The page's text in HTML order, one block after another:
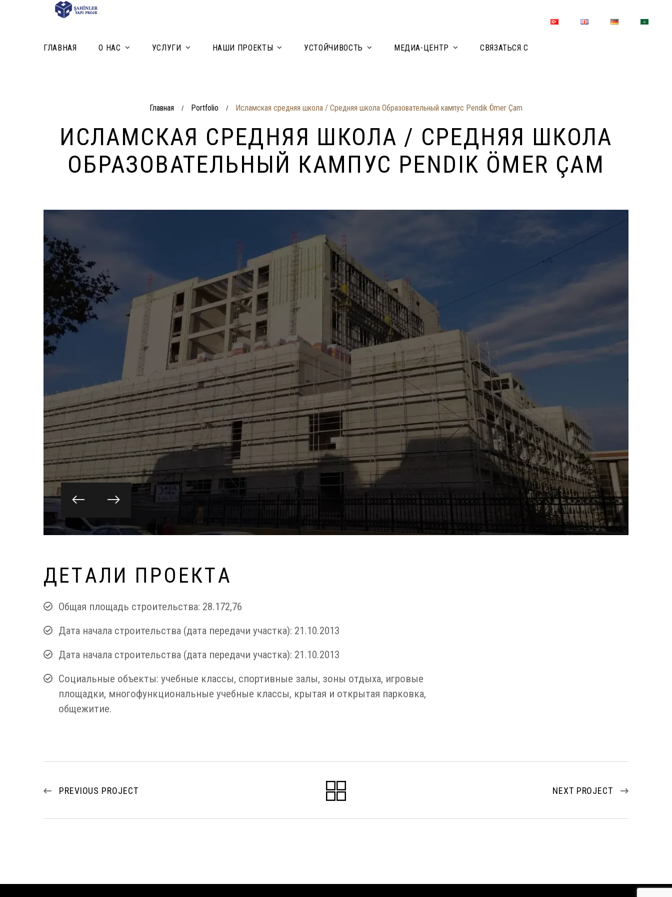
ГЛАВНАЯ О НАС УСЛУГИ НАШИ ПРОЕКТЫ УСТОЙЧИВОСТЬ МЕДИА-ЦЕНТР СВЯЗАТЬСЯ С
Главная / Portfolio / Исламская средняя школа / Средняя школа Образовательный кампус Pendik Ömer Çam
ИСЛАМСКАЯ СРЕДНЯЯ ШКОЛА / СРЕДНЯЯ ШКОЛА
ОБРАЗОВАТЕЛЬНЫЙ КАМПУС PENDIK ÖMER ÇAM
ДЕТАЛ И П РО ЕКТА
Общая площадь строительства: 28.172,76
Дата начала строительства (дата передачи участка): 21.10.2013
Дата начала строительства (дата передачи участка): 21.10.2013
Социальные объекты: учебные классы, спортивные залы, зоны отдыха, игровые
площадки, многофункциональные учебные классы, крытая и открытая парковка,
общежитие.
PREVIOUS PROJECT NEXT PROJECT